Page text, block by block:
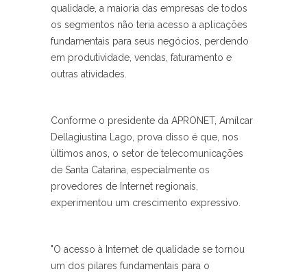
qualidade, a maioria das empresas de todos
os segmentos não teria acesso a aplicações
fundamentais para seus negócios, perdendo
em produtividade, vendas, faturamento e
outras atividades.
Conforme o presidente da APRONET, Amílcar
Dellagiustina Lago, prova disso é que, nos
últimos anos, o setor de telecomunicações
de Santa Catarina, especialmente os
provedores de Internet regionais,
experimentou um crescimento expressivo.
"O acesso à Internet de qualidade se tornou
um dos pilares fundamentais para o